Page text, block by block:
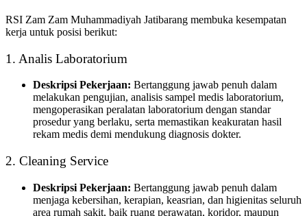
RSI Zam Zam Muhammadiyah Jatibarang membuka kesempatan
kerja untuk posisi berikut:
1. Analis Laboratorium
Deskripsi Pekerjaan: Bertanggung jawab penuh dalam
melakukan pengujian, analisis sampel medis laboratorium,
mengoperasikan peralatan laboratorium dengan standar
prosedur yang berlaku, serta memastikan keakuratan hasil
rekam medis demi mendukung diagnosis dokter.
2. Cleaning Service
Deskripsi Pekerjaan: Bertanggung jawab penuh dalam
menjaga kebersihan, kerapian, keasrian, dan higienitas seluruh
area rumah sakit, baik ruang perawatan, koridor, maupun